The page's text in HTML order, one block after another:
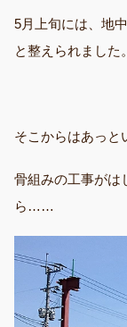
5月上旬には、地
と整えられました。
そこからはあっと
骨組みの工事がは
ら……